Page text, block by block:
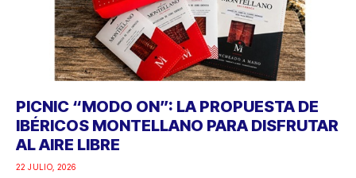
PICNIC “MODO ON”: LA PROPUESTA DE
IBÉRICOS MONTELLANO PARA DISFRUTAR
AL AIRE LIBRE
22 JULIO, 2026